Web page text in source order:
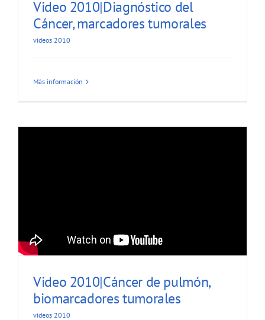
Video 2010|Diagnóstico del
Cáncer, marcadores tumorales
videos 2010
Más información
Video 2010|Cáncer de pulmón,
biomarcadores tumorales
videos 2010